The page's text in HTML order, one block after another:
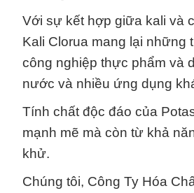
Với sự kết hợp giữa kali và
Kali Clorua mang lại những
công nghiệp thực phẩm và
nước và nhiều ứng dụng
Tính chất độc đáo của
mạnh mẽ mà còn từ khả
khử.
Chúng tôi, Công Ty Hóa